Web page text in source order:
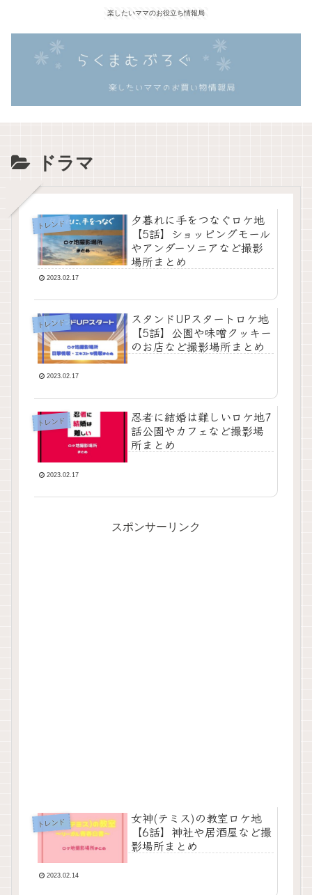
楽したいママのお役立ち情報局
ドラマ
トレンド
夕暮れに手をつなぐロケ地
【5話】ショッピングモール
やアンダーソニアなど撮影
場所まとめ
2023.02.17
トレンド
スタンドUPスタートロケ地
【5話】公園や味噌クッキー
のお店など撮影場所まとめ
2023.02.17
トレンド
忍者に結婚は難しいロケ地7
話公園やカフェなど撮影場
所まとめ
2023.02.17
スポンサーリンク
トレンド
女神(テミス)の教室ロケ地
【6話】神社や居酒屋など撮
影場所まとめ
2023.02.14